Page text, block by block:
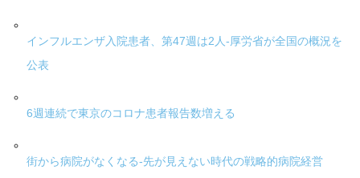
インフルエンザ入院患者、第47週は2人-厚労省が全国の概況を
公表
6週連続で東京のコロナ患者報告数増える
街から病院がなくなる-先が見えない時代の戦略的病院経営